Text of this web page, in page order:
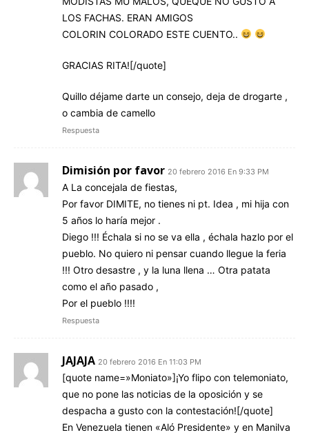
LOS FACHAS. ERAN AMIGOS
COLORIN COLORADO ESTE CUENTO..
GRACIAS RITA![/quote]
Quillo déjame darte un consejo, deja de drogarte ,
o cambia de camello
Respuesta
Dimisión por favor 20 febrero 2016 En 9:33 PM
A La concejala de fiestas,
Por favor DIMITE, no tienes ni pt. Idea , mi hija con
5 años lo haría mejor .
Diego !!! Échala si no se va ella , échala hazlo por el
pueblo. No quiero ni pensar cuando llegue la feria
!!! Otro desastre , y la luna llena … Otra patata
como el año pasado ,
Por el pueblo !!!!
Respuesta
JAJAJA 20 febrero 2016 En 11:03 PM
[quote name=»Moniato»]¡Yo flipo con telemoniato,
que no pone las noticias de la oposición y se
despacha a gusto con la contestación![/quote]
En Venezuela tienen «Aló Presidente» y en Manilva